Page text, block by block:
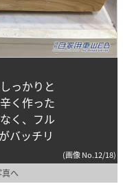
っかりと
く作った
く、フル
バッチリ
(画像 No.12/18)
真へ